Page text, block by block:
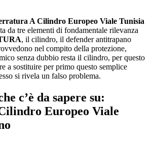
A Cilindro Europeo Viale Tunisia
da tre elementi di fondamentale rilevanza
, il cilindro, il defender antitrapano
nel compito della protezione,
senza dubbio resta il cilindro, per questo
a sostituire per primo questo semplice
si rivela un falso problema.
c’è da sapere su:
Europeo Viale